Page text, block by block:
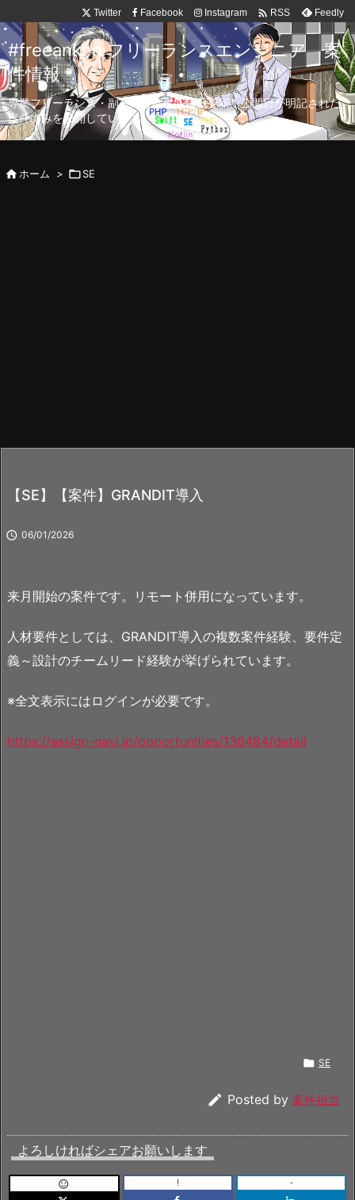
Twitter Facebook Instagram  RSS Feedly
#freeanken フリーランスエンジニア 案
件情報
専業フリーランス・副業向け案件を毎日更新！公開日が明記された
案件のみを公開しています。
ホーム > SE
【SE】【案件】GRANDIT導入
 06/01/2026
来月開始の案件です。リモート併用になっています。
人材要件としては、GRANDIT導入の複数案件経験、要件定
義～設計のチームリード経験が挙げられています。
※全文表示にはログインが必要です。
https://assign-navi.jp/opportunities/136484/detail
 SE
 Posted by 案件担当
よろしければシェアお願いします
 ! -